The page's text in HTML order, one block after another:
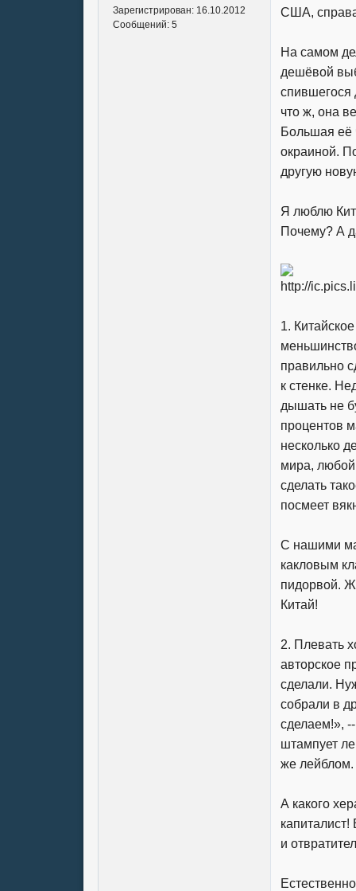
Зарегистрирован: 16.10.2012
Сообщений: 5
США, справа
На самом
дешёвой
спившегося
что ж, она
Большая её
окраиной.
другую
Я люблю
Почему? А
1.
правильно
к стенке.
дышать не
процентов
несколько
мира, любой
сделать
посмеет
С нашими
какловым
пидорвой.
Китай!
2. Плевать
авторское
сделали.
собрали в
сделаем!»,
штампует
же лейблом.
А какого
и